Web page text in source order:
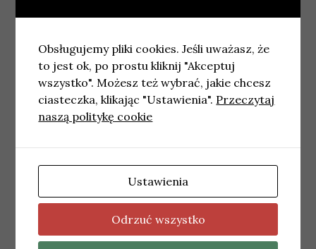
WROCŁAW
Hubert Hurkacz gościem turnieju Hubi
Cup 2026 we Wrocławiu
Obsługujemy pliki cookies. Jeśli uważasz, że
to jest ok, po prostu kliknij "Akceptuj
wszystko". Możesz też wybrać, jakie chcesz
ciasteczka, klikając "Ustawienia". Przeczytaj
naszą politykę cookie
Ustawienia
Odrzuć wszystko